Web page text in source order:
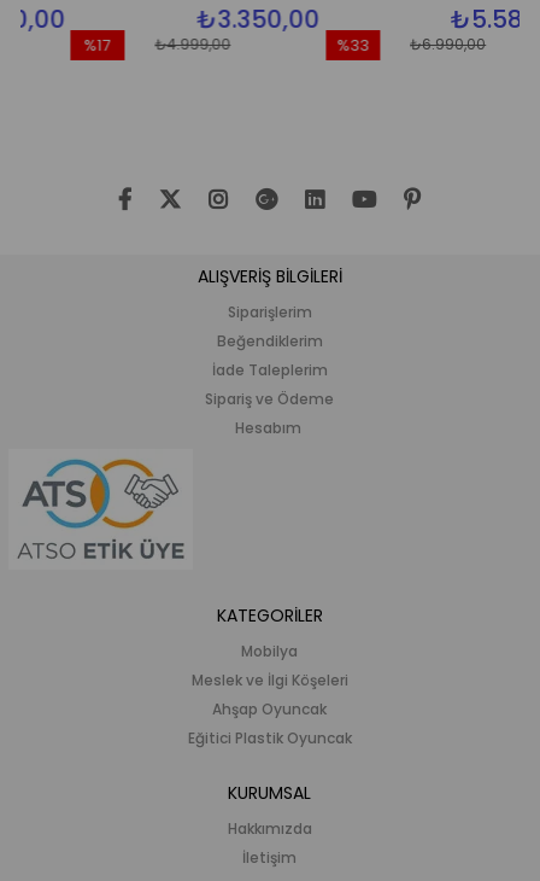
₺3.350,00
₺4.999,00
₺5.580,00
₺6.990,00
ALIŞVERİŞ BİLGİLERİ
Siparişlerim
Beğendiklerim
İade Taleplerim
Sipariş ve Ödeme
Hesabım
KATEGORİLER
Mobilya
Meslek ve İlgi Köşeleri
Ahşap Oyuncak
Eğitici Plastik Oyuncak
KURUMSAL
Hakkımızda
İletişim